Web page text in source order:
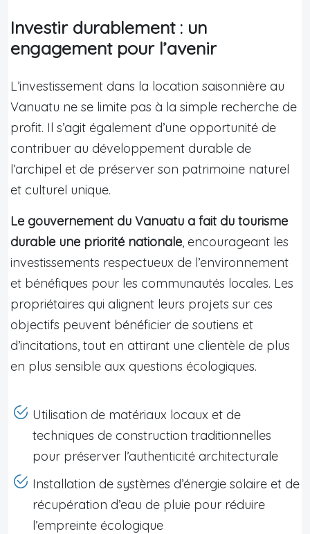
Investir durablement : un
engagement pour l’avenir
L’investissement dans la location saisonnière au
Vanuatu ne se limite pas à la simple recherche de
profit. Il s’agit également d’une opportunité de
contribuer au développement durable de
l’archipel et de préserver son patrimoine naturel
et culturel unique.
Le gouvernement du Vanuatu a fait du tourisme
durable une priorité nationale, encourageant les
investissements respectueux de l’environnement
et bénéfiques pour les communautés locales. Les
propriétaires qui alignent leurs projets sur ces
objectifs peuvent bénéficier de soutiens et
d’incitations, tout en attirant une clientèle de plus
en plus sensible aux questions écologiques.
Utilisation de matériaux locaux et de
techniques de construction traditionnelles
pour préserver l’authenticité architecturale
Installation de systèmes d’énergie solaire et de
récupération d’eau de pluie pour réduire
l’empreinte écologique